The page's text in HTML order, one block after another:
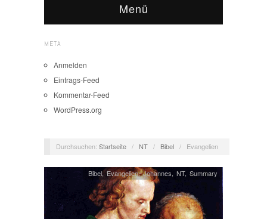
Menü
META
Anmelden
Eintrags-Feed
Kommentar-Feed
WordPress.org
Durchsuchen: Startseite / NT / Bibel / Evangelien
Bibel,Evangelien,Johannes,NT,Summary